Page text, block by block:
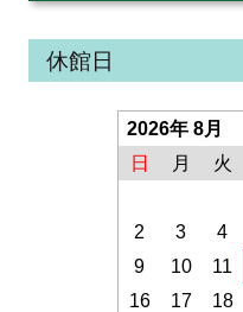
休館日
2026年 8月
日
月 火
2
3 4
9
10 11
16
17 18